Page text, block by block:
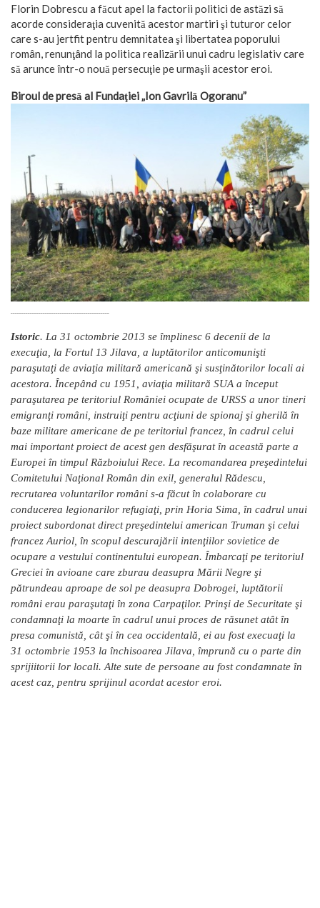
Florin Dobrescu a făcut apel la factorii politici de astăzi să
acorde consideraţia cuvenită acestor martiri şi tuturor celor
care s-au jertfit pentru demnitatea şi libertatea poporului
român, renunţând la politica realizării unui cadru legislativ care
să arunce într-o nouă persecuţie pe urmaşii acestor eroi.
Biroul de presă al Fundaţiei „Ion Gavrilă Ogoranu”
Istoric. La 31 octombrie 2013 se împlinesc 6 decenii de la
execuţia, la Fortul 13 Jilava, a luptătorilor anticomunişti
paraşutaţi de aviaţia militară americană şi susţinătorilor locali ai
acestora. Începând cu 1951, aviaţia militară SUA a început
paraşutarea pe teritoriul României ocupate de URSS a unor tineri
emigranţi români, instruiţi pentru acţiuni de spionaj şi gherilă în
baze militare americane de pe teritoriul francez, în cadrul celui
mai important proiect de acest gen desfăşurat în această parte a
Europei în timpul Războiului Rece. La recomandarea preşedintelui
Comitetului Naţional Român din exil, generalul Rădescu,
recrutarea voluntarilor români s-a făcut în colaborare cu
conducerea legionarilor refugiaţi, prin Horia Sima, în cadrul unui
proiect subordonat direct preşedintelui american Truman şi celui
francez Auriol, în scopul descurajării intenţiilor sovietice de
ocupare a vestului continentului european. Îmbarcaţi pe teritoriul
Greciei în avioane care zburau deasupra Mării Negre şi
pătrundeau aproape de sol pe deasupra Dobrogei, luptătorii
români erau paraşutaţi în zona Carpaţilor. Prinşi de Securitate şi
condamnaţi la moarte în cadrul unui proces de răsunet atât în
presa comunistă, cât şi în cea occidentală, ei au fost execuaţi la
31 octombrie 1953 la închisoarea Jilava, împrună cu o parte din
sprijiitorii lor locali. Alte sute de persoane au fost condamnate în
acest caz, pentru sprijinul acordat acestor eroi.